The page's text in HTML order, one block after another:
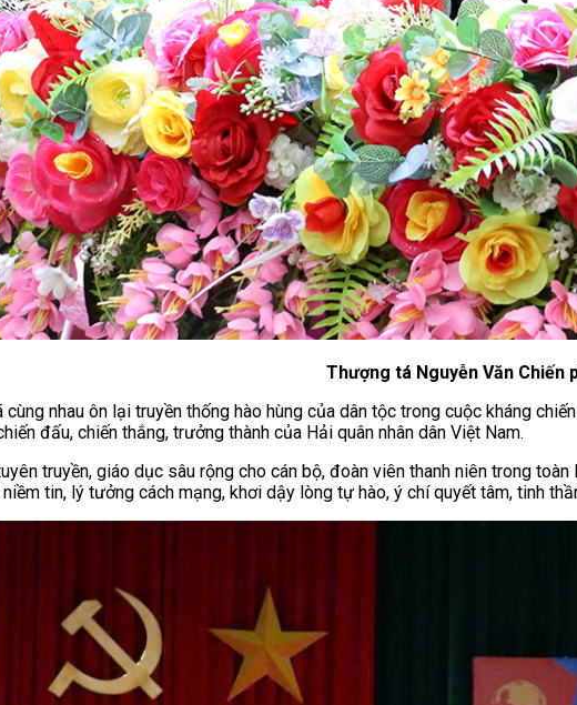
Thượng tá Nguyễn Văn Chiến
nhau ôn lại truyền thống hào hùng của dân tộc trong cuộc kháng
đấu, chiến thắng, trưởng thành của Hải quân nhân dân Việt Nam.
truyền, giáo dục sâu rộng cho cán bộ, đoàn viên thanh niên trong
tin, lý tưởng cách mạng, khơi dậy lòng tự hào, ý chí quyết tâm, tinh